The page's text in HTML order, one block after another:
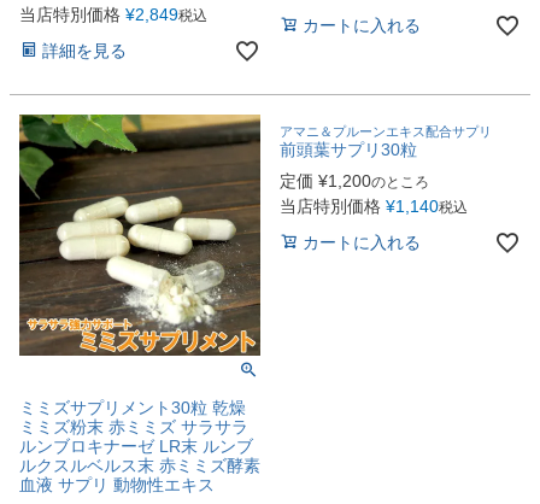
当店特別価格 ¥2,849税込
詳細を見る
カートに入れる
ミミズサプリメント30粒 乾燥
ミミズ粉末 赤ミミズ サラサラ
ルンブロキナーゼ LR末 ルンブ
ルクスルベルス末 赤ミミズ酵素
血液 サプリ 動物性エキス
アマニ＆プルーンエキス配合サプリ
前頭葉サプリ30粒
定価 ¥1,200のところ
当店特別価格 ¥1,140税込
カートに入れる